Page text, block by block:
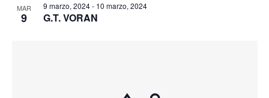
MAR
9
9 marzo, 2024- 10 marzo, 2024
G.T. VORAN